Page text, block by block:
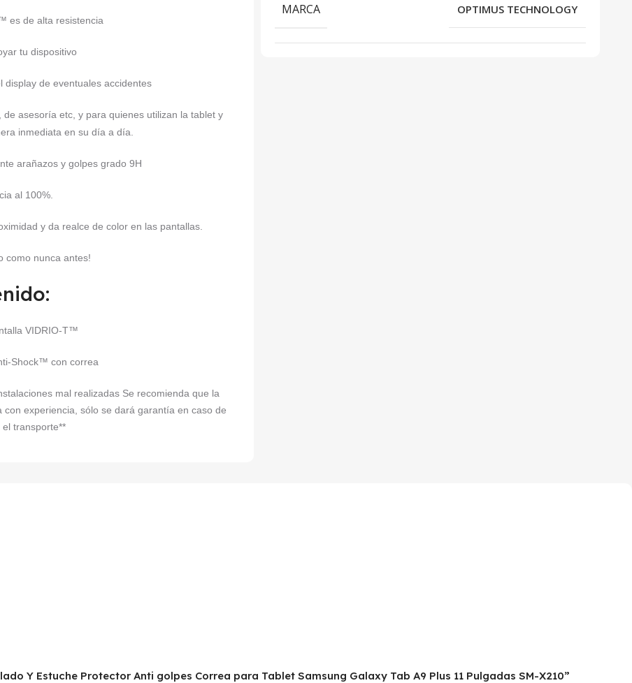
es de alta resistencia
tu dispositivo
display de eventuales accidentes
asesoría etc, y para quienes utilizan la tablet y
inmediata en su día a día.
arañazos y golpes grado 9H
al 100%.
y da realce de color en las pantallas.
como nunca antes!
VIDRIO-T™
Shock™ con correa
mal realizadas Se recomienda que la
experiencia, sólo se dará garantía en caso de
transporte**
MARCA OPTIMUS TECHNOLOGY
Y Estuche Protector Anti golpes Correa para Tablet Samsung Galaxy Tab A9 Plus 11 Pulgadas SM-X210”